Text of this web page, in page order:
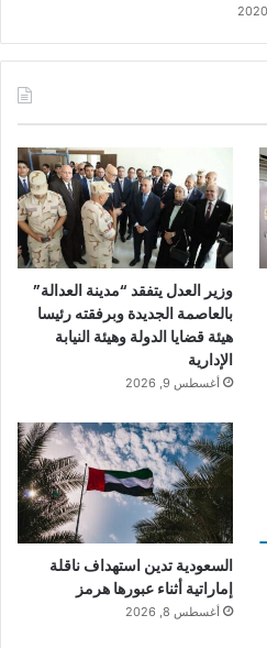
وزير العدل يتفقد “مدينة العدالة”
بالعاصمة الجديدة وبرفقته رئيسا
هيئة قضايا الدولة وهيئة النيابة
الإدارية
أغسطس 9, 2026
السعودية تدين استهداف ناقلة
إماراتية أثناء عبورها هرمز
أغسطس 8, 2026